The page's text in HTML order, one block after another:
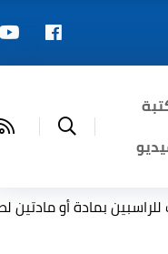
بمادة أو مادتين لطلبة